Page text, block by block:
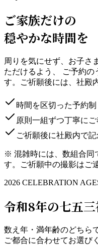
ご家族だけの
穏やかな時間を
周りを気にせず、お子さ
ただけるよう、 ご予約の
す。ご祈願後には、社殿
時間を区切った予約制
原則一組ずつ丁寧に
ご祈願後に社殿内で
※ 混雑時には、数組合同
す。ご祈願中の撮影はご
2026 CELEBRATION
令和8年の七五
数え年・満年齢のどちら
ご都合に合わせてお選び